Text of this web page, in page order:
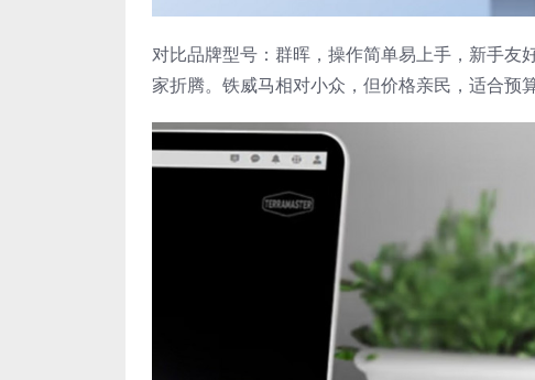
对比品牌型号：群晖，操作简单易上手，新手友
家折腾。铁威马相对小众，但价格亲民，适合预